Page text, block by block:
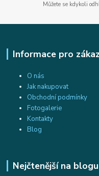
Můžete se kdykoli
Informace pro
O nás
Jak nakupovat
Obchodní podmínky
Fotogalerie
Kontakty
Blog
Nejčtenější na blogu